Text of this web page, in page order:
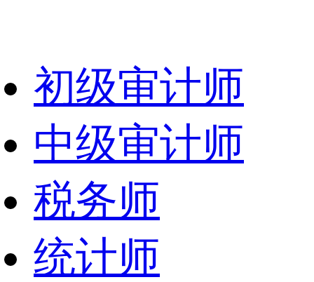
初级审计师
中级审计师
税务师
统计师